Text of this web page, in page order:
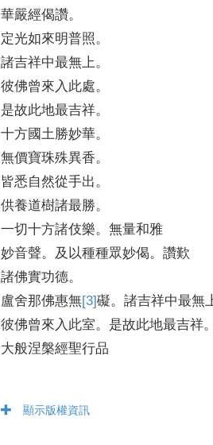
華嚴經偈讚。
定光如來明普照。
諸吉祥中最無上。
彼佛曾來入此處。
是故此地最吉祥。
十方國土勝妙華。
無價寶珠殊異香。
皆悉自然從手出。
供養道樹諸最勝。
一切十方諸伎樂。無量和雅
妙音聲。 及以種種眾妙偈。讚歎
諸佛實功德。
盧舍那佛惠無[3]礙。諸吉祥中最無
彼佛曾來入此室。 是故此地最吉祥
大般涅槃經聖行品
顯示版權資訊